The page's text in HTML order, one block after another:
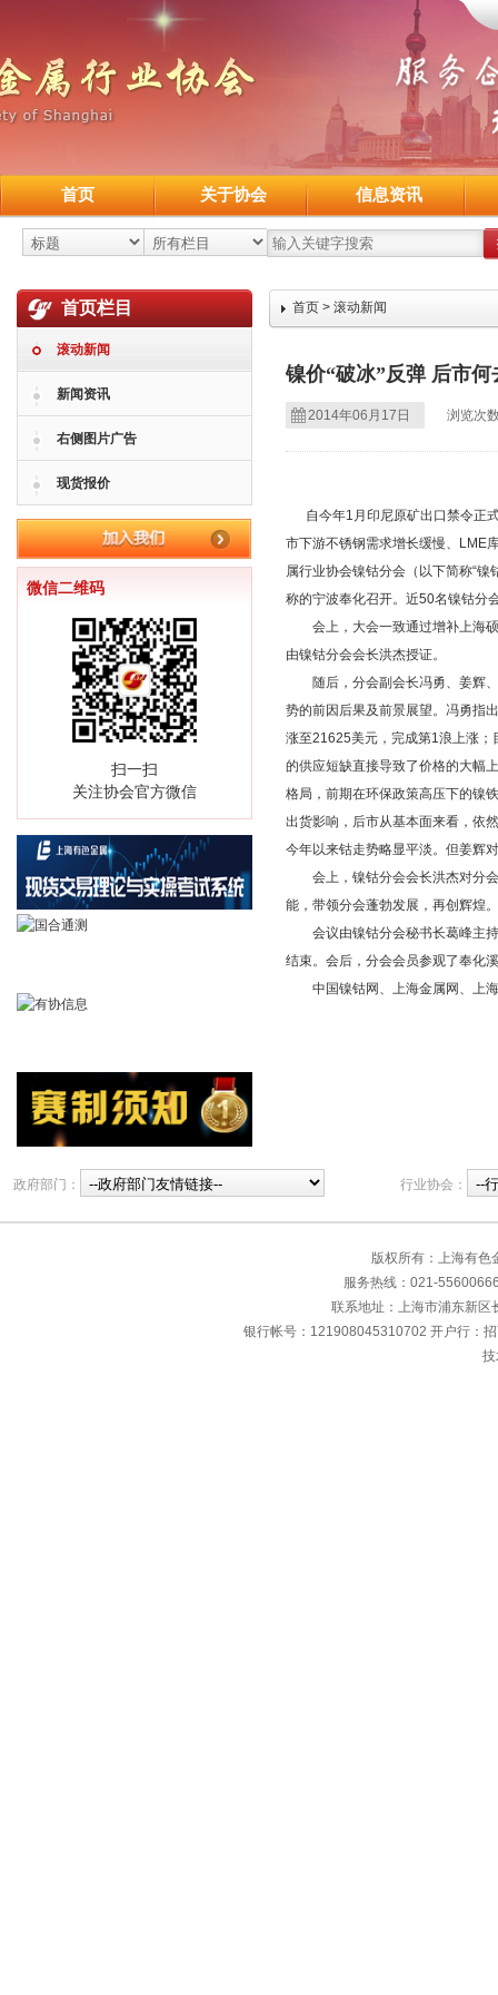
首页 关于协会 信息资讯
首页栏目
滚动新闻
新闻资讯
右侧图片广告
现货报价
微信二维码
扫一扫
关注协会官方微信
首页 > 滚动新闻
镍价“破冰”反弹 后市何
2014年06月17日 浏览次
自今年1月印尼原矿出口禁令正
市下游不锈钢需求增长缓慢、LME
属行业协会镍钴分会（以下简称“镍
称的宁波奉化召开。近50名镍钴分
会上，大会一致通过增补上海硕
由镍钴分会会长洪杰授证。
随后，分会副会长冯勇、姜辉、
势的前因后果及前景展望。冯勇指
涨至21625美元，完成第1浪上涨
的供应短缺直接导致了价格的大幅
格局，前期在环保政策高压下的镍
出货影响，后市从基本面来看，依
今年以来钴走势略显平淡。但姜辉
会上，镍钴分会会长洪杰对分会
能，带领分会蓬勃发展，再创辉煌
会议由镍钴分会秘书长葛峰主持
结束。会后，分会会员参观了奉化
中国镍钴网、上海金属网、上海
政府部门： 行业协会：
版权所有：上海有
服务热线：021-
联系地址：上海市浦东新
银行帐号：121908045310702 开户行：